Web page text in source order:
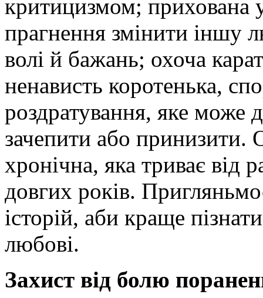
критицизмом; прихована
прагнення змінити іншу
волі й бажань; охоча
ненависть коротенька,
роздратування, яке може
зачепити або принизити.
хронічна, яка триває від
довгих років.
історій, аби краще
любові.
Захист від болю